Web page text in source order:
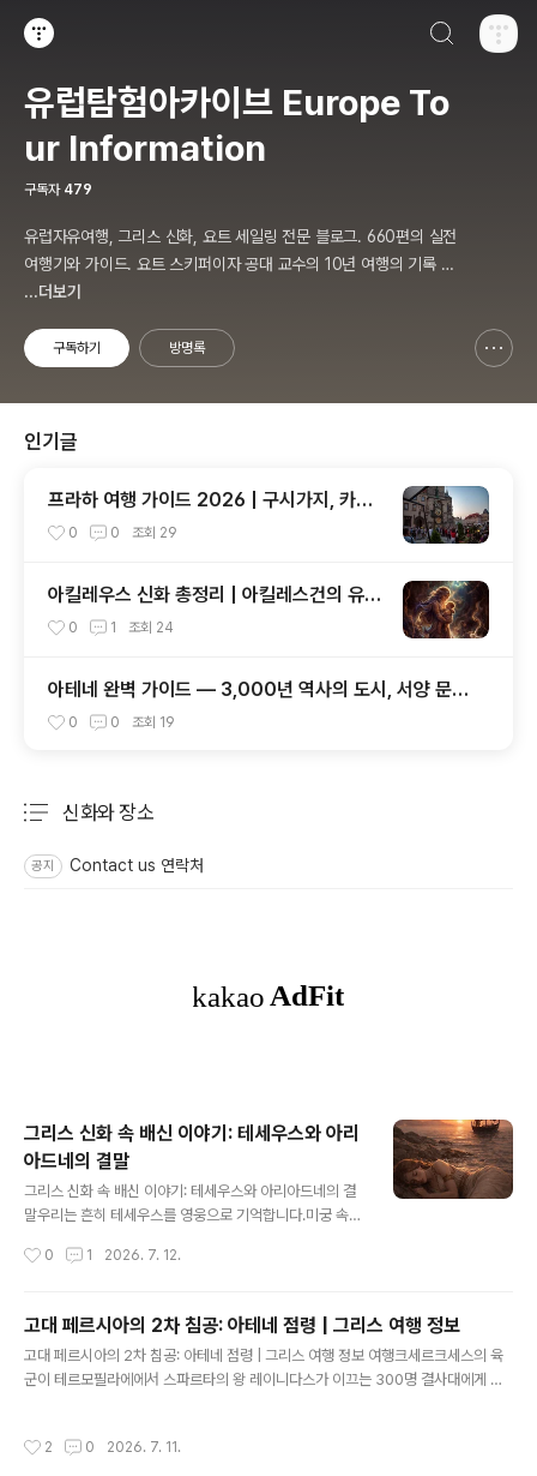
유럽탐험아카이브 Europe To
ur Information
구독자 479
유럽자유여행, 그리스 신화, 요트 세일링 전문 블로그. 660편의 실전
여행기와 가이드. 요트 스키퍼이자 공대 교수의 10년 여행의 기록 지
중해 세일링과 유럽 여행의 모든 것 — 16개 도시 세일링 가이드, 그
...더보기
구독하기 방명록
인기글
프라하 여행 가이드 2026 | 구시가지, 카를
교, 숨겨진 카페 완벽 정리
0 0 조회 29
아킬레우스 신화 총정리 | 아킬레스건의 유래
부터 트로이 전쟁까지
0 1 조회 24
아테네 완벽 가이드 — 3,000년 역사의 도시, 서양 문명
의 요람 (8편 시리즈 요약)
0 0 조회 19
신화와 장소
공지 Contact us 연락처
그리스 신화 속 배신 이야기: 테세우스와 아리
아드네의 결말
그리스 신화 속 배신 이야기: 테세우스와 아리아드네의 결
말우리는 흔히 테세우스를 영웅으로 기억합니다.미궁 속
용기와 지혜를 갖춘, 그리스 신화의 대표적인 영웅 중 하나
적으로 잊혀진 또 하나의 진실이 존재합니다.그의 승리는
정말 ‘그 혼자의 것’이었을까요?영웅을 만든 것은 칼이 아
니라 ‘실’이었다테세우스가 들어간 미궁은 단순한 공간이
아니었습니다.한 번 들어가면 다시는 빠져나올 수 없는, 끝
이었습니다.그때 등장하는 인물이 바로 크레타의 공주, 아
0 1 2026. 7. 12.
고대 페르시아의 2차 침공: 아테네 점령 | 그리스 여행 정보
고대 페르시아의 2차 침공: 아테네 점령 | 그리스 여행 정보 여행크세르크세스의 육
군이 테르모필라에에서 스파르타의 왕 레이니다스가 이끄는 300명 결사대에게 혼
침몰하는 피해를 입었다.[그리스여행 정보] 고대 페르시아의 2차 침공: 아테네 점령
2 0 2026. 7. 11.